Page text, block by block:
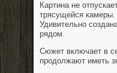
Картина не
трясущейся камеры.
Удивительно
рядом.
Сюжет включает в
продолжают иметь